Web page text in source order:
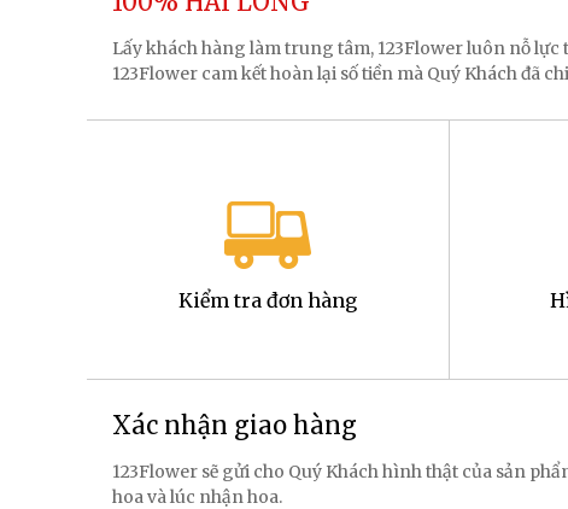
Lấy khách hàng làm trung tâm, 123Flower luôn nỗ lực
123Flower cam kết hoàn lại số tiền mà Quý Khách đã
Kiểm tra đơn hàng
Xác nhận giao hàng
123Flower sẽ gửi cho Quý Khách hình thật của sản
hoa và lúc nhận hoa.